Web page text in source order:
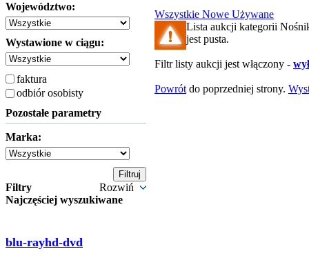
Województwo:
Wystawione w ciągu:
faktura
odbiór osobisty
Pozostałe parametry
Marka:
Filtry
Rozwiń
Najczęściej wyszukiwane
blu-rayhd-dvd
Wszystkie Nowe Używane
Lista aukcji kategorii
jest pusta.
Filtr listy aukcji jest włączony -
Powrót do poprzedniej strony.